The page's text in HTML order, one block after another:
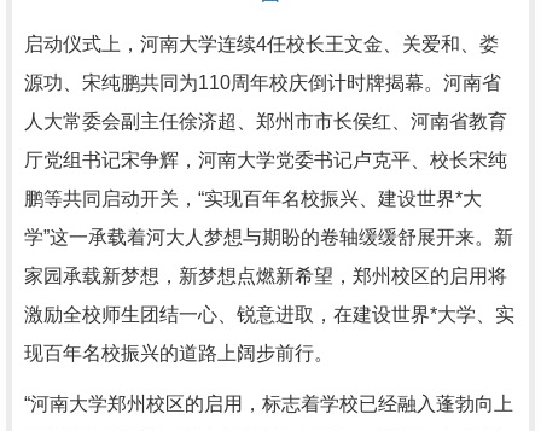
启动仪式上，河南大学连续4任校长王文金、关爱和、娄
源功、宋纯鹏共同为110周年校庆倒计时牌揭幕。河南省
人大常委会副主任徐济超、郑州市市长侯红、河南省教育
厅党组书记宋争辉，河南大学党委书记卢克平、校长宋纯
鹏等共同启动开关，“实现百年名校振兴、建设世界*大
学”这一承载着河大人梦想与期盼的卷轴缓缓舒展开来。新
家园承载新梦想，新梦想点燃新希望，郑州校区的启用将
激励全校师生团结一心、锐意进取，在建设世界*大学、实
现百年名校振兴的道路上阔步前行。
“河南大学郑州校区的启用，标志着学校已经融入蓬勃向上